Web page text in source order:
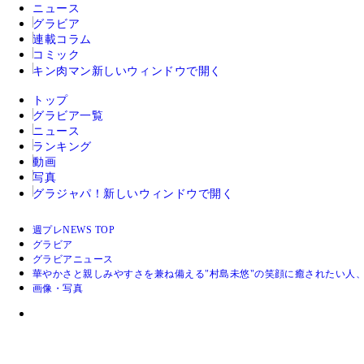
ニュース
グラビア
連載コラム
コミック
キン肉マン 新しいウィンドウで開く
トップ
グラビア一覧
ニュース
ランキング
動画
写真
グラジャパ！ 新しいウィンドウで開く
週プレNEWS TOP
グラビア
グラビアニュース
華やかさと親しみやすさを兼ね備える"村島未悠"の笑顔に癒されたい人
画像・写真